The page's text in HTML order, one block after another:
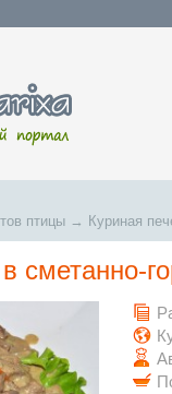
птицы → Куриная
сметанно-